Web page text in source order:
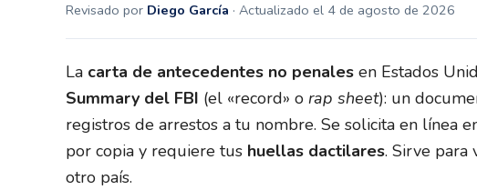
Revisado por Diego García · Actualizado el 4 de agosto de 2026
La carta de antecedentes no penales en Estados
Summary del FBI (el «record» o rap sheet): un
registros de arrestos a tu nombre. Se solicita en línea
por copia y requiere tus huellas dactilares. Sirve para
otro país.